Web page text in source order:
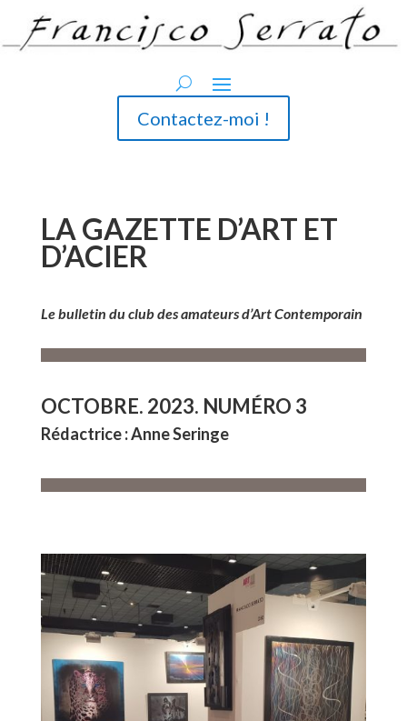
Contactez-moi !
LA GAZETTE D’ART ET
D’ACIER
Le bulletin du club des amateurs d’Art Contemporain
OCTOBRE. 2023. NUMÉRO 3
Rédactrice : Anne Seringe